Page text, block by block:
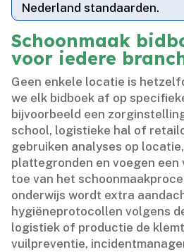
Nederland standaarden.​
Schoonmaak
voor iedere
Geen enkele locatie is
we elk bidboek af op
bijvoorbeeld een
school, logistieke hal of
gebruiken analyses op
plattegronden en voegen een
toe van het
onderwijs wordt extra
hygiëneprotocollen volgens
logistiek of productie de
vuilpreventie,